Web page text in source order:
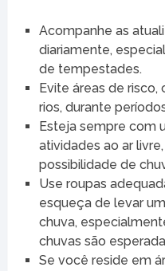
Acompanhe as
diariamente,
de tempestades.
Evite áreas de
rios, durante
Esteja sempre com
atividades ao ar
possibilidade de
Use roupas
esqueça de levar
chuva,
chuvas são
Se você reside em